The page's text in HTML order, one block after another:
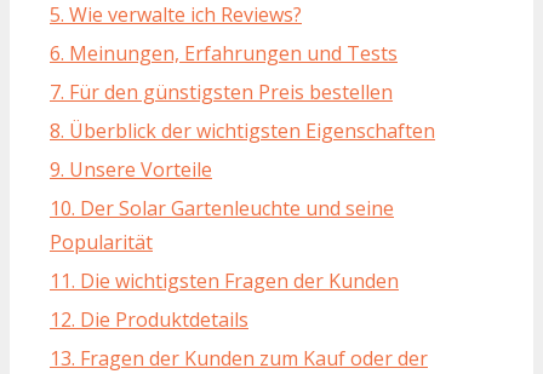
5. Wie verwalte ich Reviews?
6. Meinungen, Erfahrungen und Tests
7. Für den günstigsten Preis bestellen
8. Überblick der wichtigsten Eigenschaften
9. Unsere Vorteile
10. Der Solar Gartenleuchte und seine
Popularität
11. Die wichtigsten Fragen der Kunden
12. Die Produktdetails
13. Fragen der Kunden zum Kauf oder der